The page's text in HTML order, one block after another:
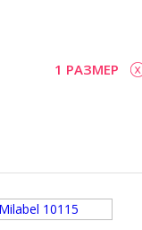
1 РАЗМЕР